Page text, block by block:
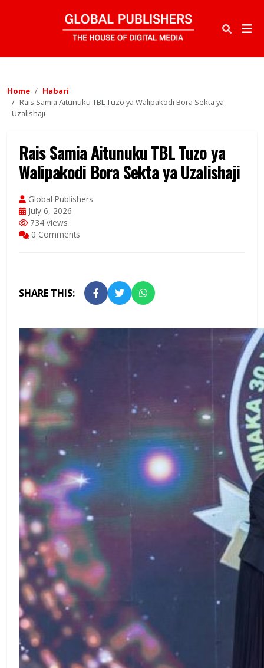
Home
Habari
Rais Samia Aitunuku TBL Tuzo ya Walipakodi Bora Sekta ya
Uzalishaji
Rais Samia Aitunuku TBL Tuzo ya
Walipakodi Bora Sekta ya Uzalishaji
Global Publishers
July 6, 2026
734 views
0 Comments
SHARE THIS: